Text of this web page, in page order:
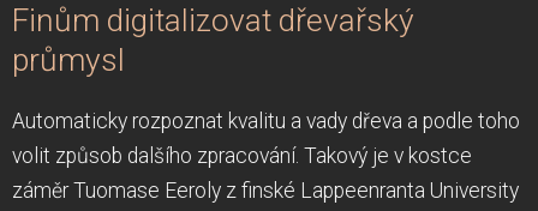
Finům digitalizovat dřevařský
průmysl
Automaticky rozpoznat kvalitu a vady dřeva a podle toho
volit způsob dalšího zpracování. Takový je v kostce
záměr Tuomase Eeroly z finské Lappeenranta University